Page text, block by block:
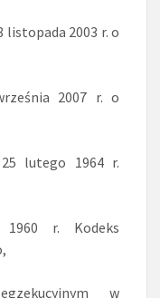
listopada 2003 r. o
2007 r. o
lutego 1964 r.
r. Kodeks
w